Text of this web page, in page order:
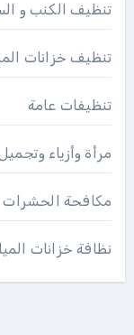
تنظيف الكنب و
تنظيف خزانات
تنظيفات عامة
مرأة وأزياء
مكافحة الحشرات
نظافة خزانات